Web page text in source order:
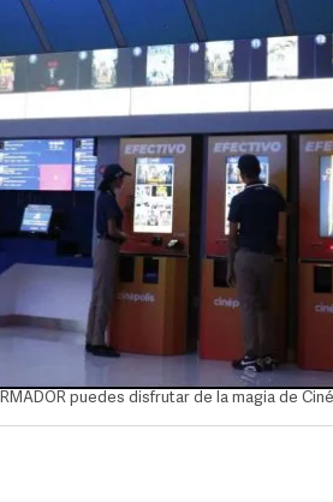
puedes disfrutar de la magia de